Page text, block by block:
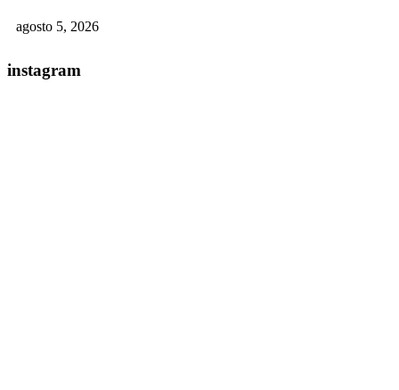
agosto 5, 2026
instagram